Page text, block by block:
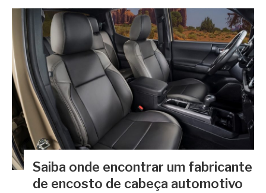
Saiba onde encontrar um fabricante
de encosto de cabeça automotivo